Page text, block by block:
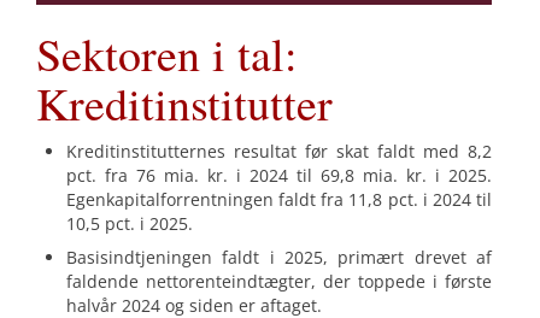
Sektoren i tal:
Kreditinstitutter
Kreditinstitutternes resultat før skat faldt med 8,2
pct. fra 76 mia. kr. i 2024 til 69,8 mia. kr. i 2025.
Egenkapitalforrentningen faldt fra 11,8 pct. i 2024 til
10,5 pct. i 2025.
Basisindtjeningen faldt i 2025, primært drevet af
faldende nettorenteindtægter, der toppede i første
halvår 2024 og siden er aftaget.